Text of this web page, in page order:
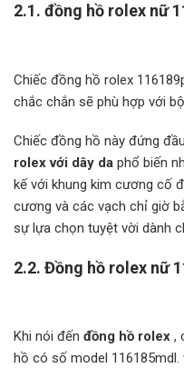
2.1. đồng hồ rolex nữ
Chiếc đồng hồ rolex
chắc chắn sẽ phù hợp với
Chiếc đồng hồ này đứng
rolex với dây da phổ biến
kế với khung kim cương cố
cương và các vạch chỉ giờ
sự lựa chọn tuyệt vời dành
2.2. Đồng hồ rolex nữ
Khi nói đến đồng hồ rolex ,
hồ có số model